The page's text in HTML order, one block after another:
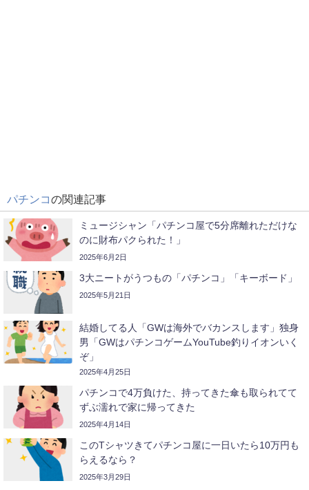
パチンコの関連記事
ミュージシャン「パチンコ屋で5分席離れただけな
のに財布パクられた！」
2025年6月2日
3大ニートがうつもの「パチンコ」「キーボード」
2025年5月21日
結婚してる人「GWは海外でバカンスします」独身
男「GWはパチンコゲームYouTube釣りイオンいく
ぞ」
2025年4月25日
パチンコで4万負けた、持ってきた傘も取られてて
ずぶ濡れで家に帰ってきた
2025年4月14日
このTシャツきてパチンコ屋に一日いたら10万円も
らえるなら？
2025年3月29日